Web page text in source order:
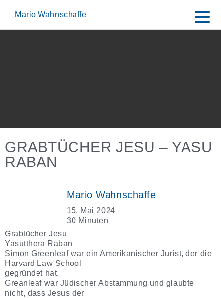
Mario Wahnschaffe
GRABTÜCHER JESU – YASU
RABAN
Mario Wahnschaffe
15. Mai 2024
30 Minuten
Grabtücher Jesu
Yasutthera Raban
Simon Greenleaf war ein Amerikanischer Jurist, der die
Harvard Law School
gegründet hat.
Greanleaf war Jüdischer Abstammung und glaubte
nicht, dass Jesus der